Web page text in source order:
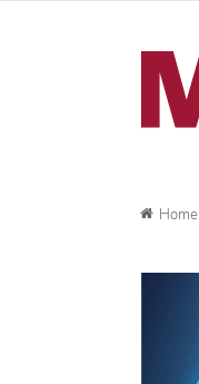
Home